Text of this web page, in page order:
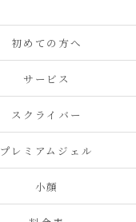
初めての方へ
サービス
スクライバー
プレミアムジェル
小顔